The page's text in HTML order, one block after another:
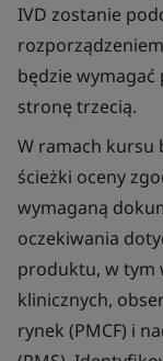
IVD zostanie
będzie
stronę trzecią.
W ramach kursu
ścieżki oceny
wymaganą
oczekiwania
produktu, w tym
klinicznych,
rynek (PMCF) i